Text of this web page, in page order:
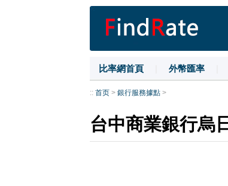
比率網首頁 外幣匯率
:: 首页> 銀行服務據點>
台中商業銀行烏